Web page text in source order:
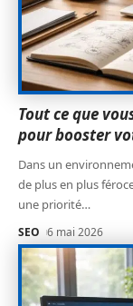
Tout ce que
pour booster
Dans un
de plus en plus
une priorité…
SEO 6 mai 2026